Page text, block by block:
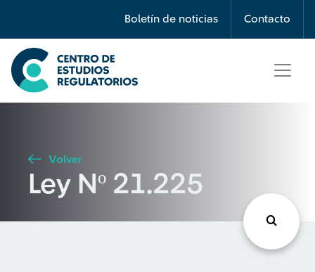
Boletín de noticias Contacto
Búsqueda
Seleccione país
Buscar
Volver
Ley Nº 21.225